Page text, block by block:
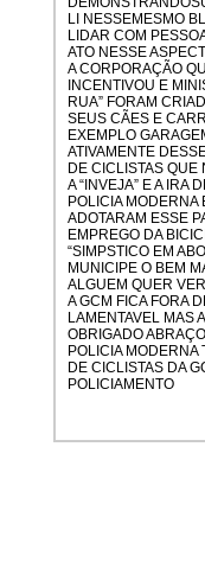
LI NESSEMESMO
LIDAR COM
ATO NESSE
A CORPORAÇÃO
INCENTIVOU E
RUA” FORAM
SEUS CÃES E
EXEMPLO
ATIVAMENTE
DE CICLISTAS QUE
A “INVEJA” E A IRA
POLICIA MODERNA
ADOTARAM ESSE
EMPREGO DA
“SIMPSTICO EM
MUNICIPE O BEM
ALGUEM QUER
A GCM FICA FORA
LAMENTAVEL MAS
OBRIGADO
POLICIA MODERNA
DE CICLISTAS DA
POLICIAMENTO